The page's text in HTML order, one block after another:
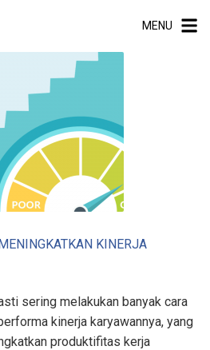
MENU
KINERJA
sering melakukan banyak cara
kinerja karyawannya, yang
produktifitas kerja